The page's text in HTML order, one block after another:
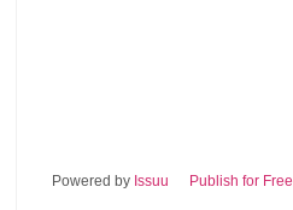
Powered by Issuu Publish for Free